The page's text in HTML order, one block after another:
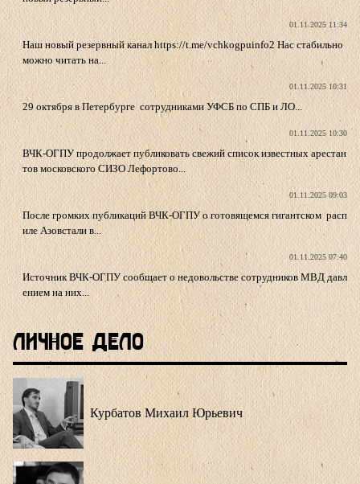
01.11.2025 11:34
Наш новый резервный канал https://t.me/vchkogpuinfo2 Нас стабильно
можно читать на...
01.11.2025 10:31
29 октября в Петербурге сотрудниками УФСБ по СПБ и ЛО...
01.11.2025 10:30
ВЧК-ОГПУ продолжает публиковать свежий список известных арестан
тов московского СИЗО Лефортово...
01.11.2025 09:03
После громких публикаций ВЧК-ОГПУ о готовящемся гигантском расп
иле Азовстали в...
01.11.2025 07:40
Источник ВЧК-ОГПУ сообщает о недовольстве сотрудников МВД давл
ением на них...
Личное Дело
Курбатов Михаил Юрьевич